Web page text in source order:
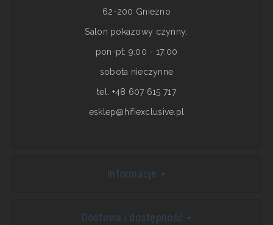
62-200 Gniezno
Salon pokazowy czynny:
pon-pt: 9:00 - 17:00
sobota nieczynne
tel. +48 607 615 717
esklep@hifiexclusive.pl
Informacje
Dostawa i dostępność